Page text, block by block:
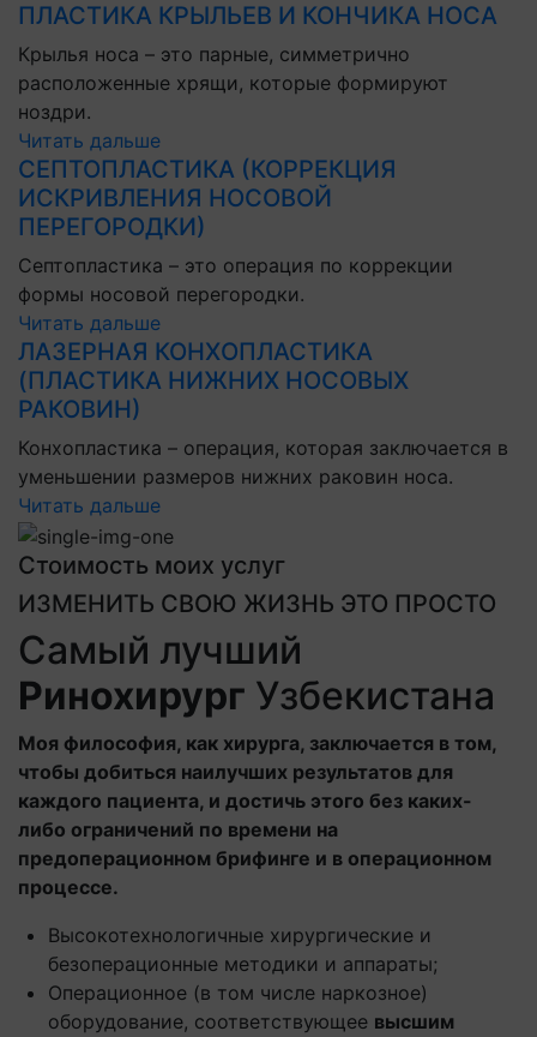
ПЛАСТИКА КРЫЛЬЕВ И КОНЧИКА НОСА
Крылья носа – это парные, симметрично
расположенные хрящи, которые формируют
ноздри.
Читать дальше
СЕПТОПЛАСТИКА (КОРРЕКЦИЯ
ИСКРИВЛЕНИЯ НОСОВОЙ
ПЕРЕГОРОДКИ)
Септопластика – это операция по коррекции
формы носовой перегородки.
Читать дальше
ЛАЗЕРНАЯ КОНХОПЛАСТИКА
(ПЛАСТИКА НИЖНИХ НОСОВЫХ
РАКОВИН)
Конхопластика – операция, которая заключается в
уменьшении размеров нижних раковин носа.
Читать дальше
Стоимость моих услуг
ИЗМЕНИТЬ СВОЮ ЖИЗНЬ ЭТО ПРОСТО
Самый лучший
Ринохирург Узбекистана
Моя философия, как хирурга, заключается в том,
чтобы добиться наилучших результатов для
каждого пациента, и достичь этого без каких-
либо ограничений по времени на
предоперационном брифинге и в операционном
процессе.
Высокотехнологичные хирургические и
безоперационные методики и аппараты;
Операционное (в том числе наркозное)
оборудование, соответствующее высшим